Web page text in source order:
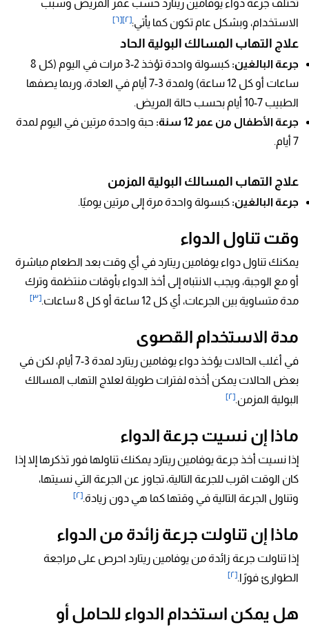
تختلف جرعة دواء يوفامين ريتارد حسب عمر المريض وسبب
الاستخدام، وبشكل عام تكون كما يأتي:[٢] [٦]
علاج التهاب المسالك البولية الحاد
جرعة البالغين:
كبسولة واحدة تؤخذ 2-3 مرات في اليوم (كل 8
ساعات أو كل 12 ساعة) ولمدة 3-7 أيام في العادة، وربما يصفها
الطبيب 7-10 أيام بحسب حالة المريض.
جرعة الأطفال من عمر 12 سنة:
حبة واحدة مرتين في اليوم لمدة
7 أيام.
علاج التهاب المسالك البولية المزمن
جرعة البالغين: كبسولة واحدة مرة إلى مرتين يوميًا.
وقت تناول الدواء
يمكنك تناول دواء يوفامين ريتارد في أي وقت بعد الطعام مباشرة
أو مع الوجبة، ويجب الانتباه إلى أخذ الدواء بأوقات منتظمة وترك
مدة متساوية بين الجرعات، أي كل 12 ساعة أو كل 8 ساعات.
[٣]
مدة الاستخدام القصوى
في أغلب الحالات يؤخذ دواء يوفامين ريتارد لمدة 3-7 أيام، لكن في
بعض الحالات يمكن أخذه لفترات طويلة لعلاج التهاب المسالك
البولية المزمن.[٢]
ماذا إن نسيت جرعة الدواء
إذا نسيت أخذ جرعة يوفامين ريتارد يمكنك تناولها فور تذكرها إلا إذا
كان الوقت اقرب للجرعة التالية، تجاوز عن الجرعة التي نسيتها،
وتناول الجرعة التالية في وقتها كما هي دون زيادة.[٢]
ماذا إن تناولت جرعة زائدة من الدواء
إذا تناولت جرعة زائدة من يوفامين ريتارد احرص على مراجعة
الطوارئ فورًا.[٢]
هل يمكن استخدام الدواء للحامل أو